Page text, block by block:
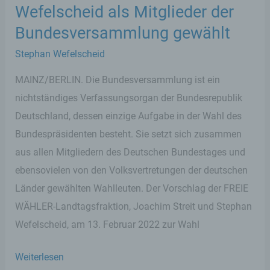
Wefelscheid als Mitglieder der
Bundesversammlung gewählt
Stephan Wefelscheid
MAINZ/BERLIN. Die Bundesversammlung ist ein
nichtständiges Verfassungsorgan der Bundesrepublik
Deutschland, dessen einzige Aufgabe in der Wahl des
Bundespräsidenten besteht. Sie setzt sich zusammen
aus allen Mitgliedern des Deutschen Bundestages und
ebensovielen von den Volksvertretungen der deutschen
Länder gewählten Wahlleuten. Der Vorschlag der FREIE
WÄHLER-Landtagsfraktion, Joachim Streit und Stephan
Wefelscheid, am 13. Februar 2022 zur Wahl
Joachim
Weiterlesen